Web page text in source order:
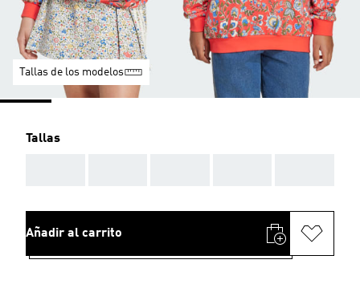
Tallas de los modelos
Tallas
Añadir al carrito